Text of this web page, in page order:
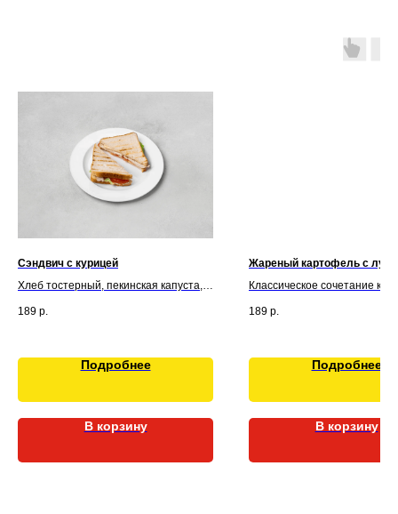
Сэндвич с курицей
Хлеб тостерный, пекинская капуста,
подсолнечное, перец черный
189 р.
Подробнее
В корзину
Жареный картофель с
Классическое сочетание
корочки. Пикантность блюду
189 р.
Подробнее
В корзину